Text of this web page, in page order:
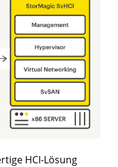
HCI-Lösung